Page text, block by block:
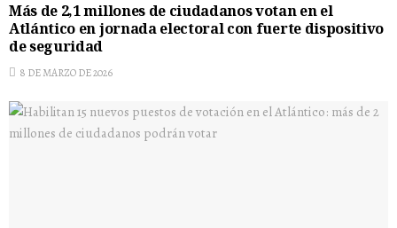
Más de 2,1 millones de ciudadanos votan en el
Atlántico en jornada electoral con fuerte dispositivo
de seguridad
8 DE MARZO DE 2026